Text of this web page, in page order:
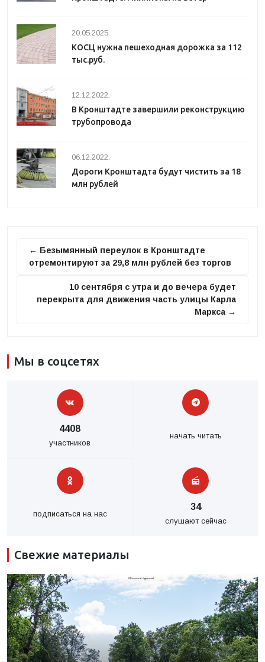
20.05.2025.
КОСЦ нужна пешеходная дорожка за 112
тыс.руб.
12.12.2022.
В Кронштадте завершили реконструкцию
трубопровода
06.12.2022.
Дороги Кронштадта будут чистить за 18
млн рублей
← Безымянный переулок в Кронштадте
отремонтируют за 29,8 млн рублей без торгов
10 сентября с утра и до вечера будет
перекрыта для движения часть улицы Карла
Маркса →
Мы в соцсетях
4408
участников
начать читать
подписаться на нас
34
слушают сейчас
Свежие материалы